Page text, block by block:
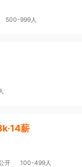
500-999人
薪
开 100-499人